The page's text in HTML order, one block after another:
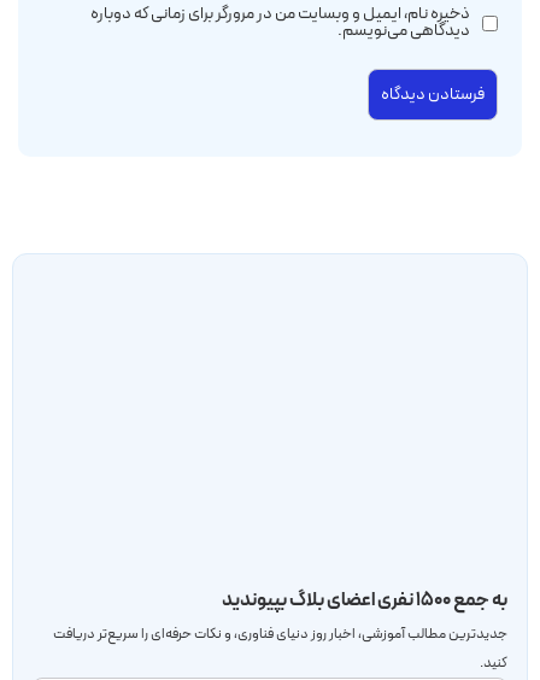
ذخیره نام، ایمیل و وبسایت من در مرورگر برای زمانی که دوباره
دیدگاهی می‌نویسم.
به جمع ۱۵۰۰ نفری اعضای بلاگ بپیوندید
جدید‌ترین مطالب آموزشی، اخبار روز دنیای فناوری، و نکات حرفه‌ای را سریع‌تر دریافت
کنید.